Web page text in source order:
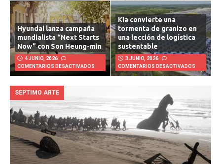
Hyundai lanza campaña
mundialista “Next Starts
Now” con Son Heung-min
4 JUNIO, 2026
COMENTARIOS DESACTIVADOS
Kia convierte una
tormenta de granizo en
una lección de logística
sustentable
3 JUNIO, 2026
COMENTARIOS DESACTIVADOS
SEPTIMO ARTE